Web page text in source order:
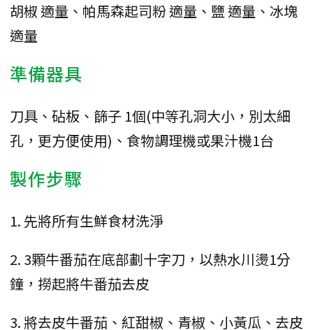
胡椒 適量、帕馬森起司粉 適量、鹽 適量、冰塊
適量
準備器具
刀具、砧板、篩子 1個(中等孔洞大小，別太細
孔，更方便使用)、食物調理機或果汁機1台
製作步驟
1. 先將所有生鮮食材洗淨
2. 3顆牛番茄在底部劃十字刀，以熱水川燙1分
鐘，撈起將牛番茄去皮
3. 將去皮牛番茄、紅甜椒、青椒、小黃瓜、去皮